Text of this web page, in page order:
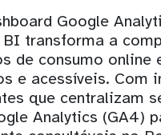
Google
BI transforma a
de consumo online
e acessíveis. Com
que centralizam
Analytics (GA4)